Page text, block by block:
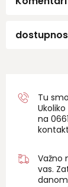
Tu
na 06
Važno
vas.